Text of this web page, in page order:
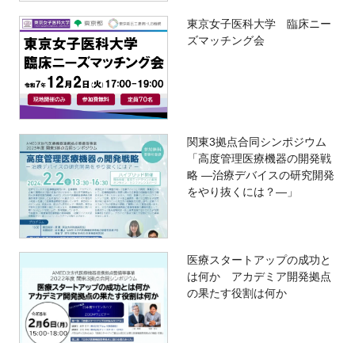
東京女子医科大学 臨床ニー
ズマッチング会
関東3拠点合同シンポジウム
「高度管理医療機器の開発戦
略 ―治療デバイスの研究開発
をやり抜くには？―」
医療スタートアップの成功と
は何か アカデミア開発拠点
の果たす役割は何か